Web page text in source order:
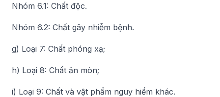
Nhóm 6.1: Chất độc.
Nhóm 6.2: Chất gây nhiễm bệnh.
g) Loại 7: Chất phóng xạ;
h) Loại 8: Chất ăn mòn;
i) Loại 9: Chất và vật phẩm nguy hiểm khác.